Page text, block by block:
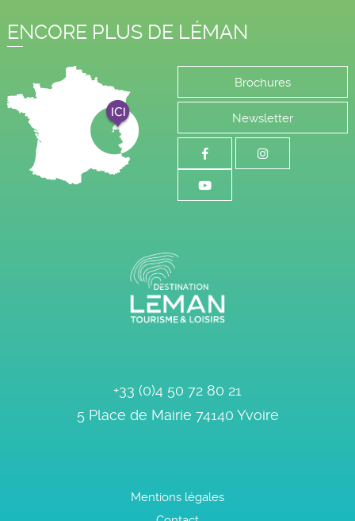
+33 (0)4 50 72 80 21
5 Place de Mairie 74140 Yvoire
ENCORE PLUS DE LÉMAN
Brochures
Newsletter
Mentions légales